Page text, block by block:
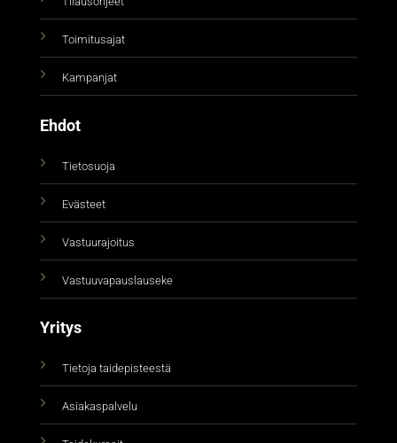
Toimitusajat
Kampanjat
Ehdot
Tietosuoja
Evästeet
Vastuurajoitus
Vastuuvapauslauseke
Yritys
Tietoja taidepisteestä
Asiakaspalvelu